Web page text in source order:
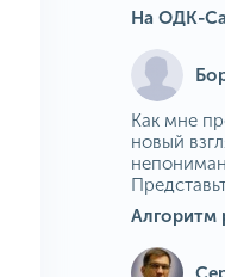
Как мне
новый